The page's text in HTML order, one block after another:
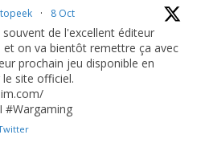
· 8 Oct
de l'excellent éditeur
et on va bientôt remettre ça avec
prochain jeu disponible en
site officiel.
#Wargaming